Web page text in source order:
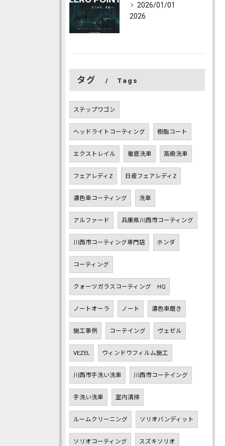
2026/01/01
2026
タグ Tags
ステップワゴン
ヘッドライトコーティング 樹脂コート
エクストレイル 徹底洗車 高級洗車
フェアレディZ 日産フェアレディZ
濃色車コーティング 洗車
アルファード 兵庫県川西市コーティング
川西市コーティング専門店 ホンダ
コーティング
クォーツガラスコーティング HQ
ノートオーラ ノート 濃色車磨き
施工事例 コーテイング ヴェゼル
VEZEL ウィンドウフィルム施工
川西市手洗い洗車 川西市コーテイング
手洗い洗車 室内清掃
ルームクリーニング ソリオバンディット
ソリオコーティング スズキソリオ